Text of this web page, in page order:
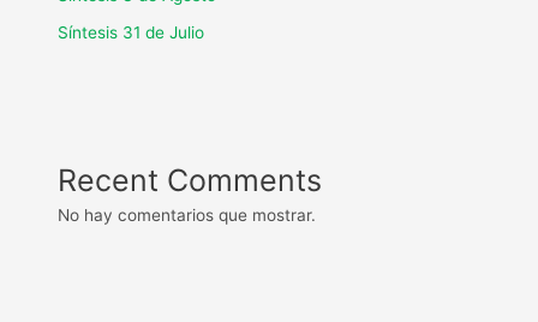
Síntesis 31 de Julio
Recent Comments
No hay comentarios que mostrar.